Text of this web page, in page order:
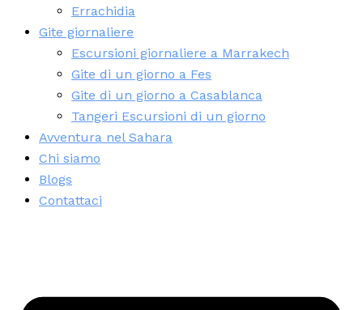
Errachidia
Gite giornaliere
Escursioni giornaliere a Marrakech
Gite di un giorno a Fes
Gite di un giorno a Casablanca
Tangeri Escursioni di un giorno
Avventura nel Sahara
Chi siamo
Blogs
Contattaci